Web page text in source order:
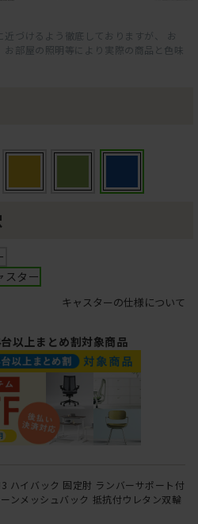
づけるよう徹底しておりますが、 お
部屋の照明等により実際の商品と色味
スター
キャスターの仕様について
以上まとめ割対象商品
ハイバック 固定肘 ランバーサポート付
ンメッシュバック 抵抗付ウレタン双輪